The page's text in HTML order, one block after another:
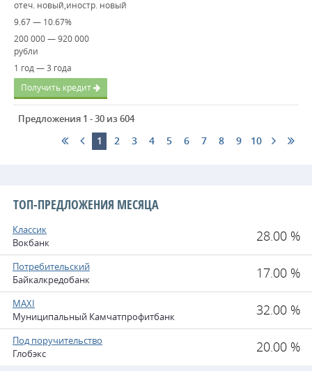
отеч. новый,иностр. новый
9.67 — 10.67%
200 000 — 920 000
рубли
1 год — 3 года
Получить кредит
Предложения 1 - 30 из 604
1 2 3 4 5 6 7 8 9 10
ТОП-ПРЕДЛОЖЕНИЯ МЕСЯЦА
Классик
Вокбанк
28.00 %
Потребительский
Байкалкредобанк
17.00 %
MAXI
Муниципальный Камчатпрофитбанк
32.00 %
Под поручительство
Глобэкс
20.00 %